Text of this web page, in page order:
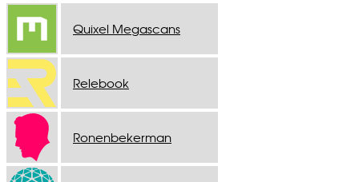
Quixel Megascans
Relebook
Ronenbekerman